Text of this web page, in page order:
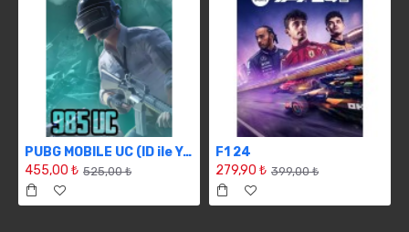
PUBG MOBILE UC (ID ile Yükleme) 985UC
455,00 ₺ 525,00 ₺
F1 24
279,90 ₺ 399,00 ₺